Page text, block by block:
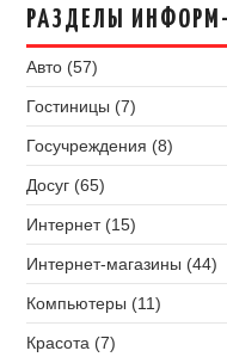
РАЗДЕЛЫ
Авто (57)
Гостиницы (7)
Госучреждения (8)
Досуг (65)
Интернет (15)
Интернет-магазины (44)
Компьютеры (11)
Красота (7)